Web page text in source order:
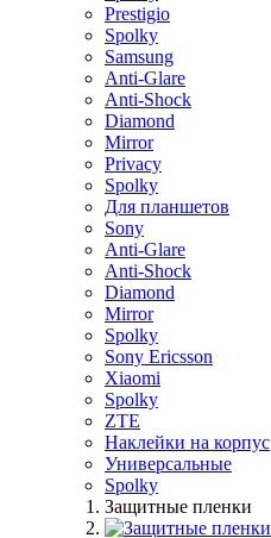
Prestigio
Spolky
Samsung
Anti-Glare
Anti-Shock
Diamond
Mirror
Privacy
Spolky
Для планшетов
Sony
Anti-Glare
Anti-Shock
Diamond
Mirror
Spolky
Sony Ericsson
Xiaomi
Spolky
ZTE
Наклейки на корпус
Универсальные
Spolky
Защитные пленки